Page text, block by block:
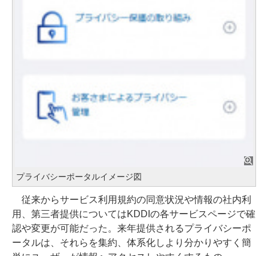
プライバシーポータルイメージ図
従来からサービス利用規約の同意状況や情報の社内利
用、第三者提供についてはKDDIの各サービスページで確
認や変更が可能だった。来年提供されるプライバシーポ
ータルは、それらを集約、体系化しより分かりやすく簡